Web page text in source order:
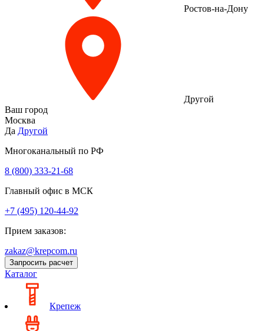
Ростов-на-Дону
Другой
Ваш город
Москва
Да Другой
Многоканальный по РФ
8 (800) 333‑21-68
Главный офис в МСК
+7 (495) 120-44-92
Прием заказов:
zakaz@krepcom.ru
Запросить расчет
Каталог
Крепеж